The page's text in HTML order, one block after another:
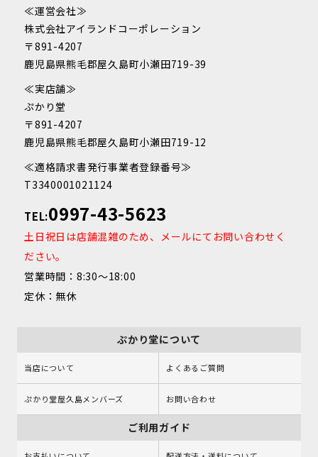
≪運営会社≫
株式会社アイランドコーポレーション
〒891-4207
鹿児島県熊毛郡屋久島町小瀬田719-39
≪実店舗≫
ぷかり堂
〒891-4207
鹿児島県熊毛郡屋久島町小瀬田719-12
≪適格請求書発行事業者登録番号≫
T3340001021124
TEL:0997-43-5623
土日祝日は店舗混雑のため、メールにてお問い合わせく
ださい。
営業時間：8:30～18:00
定休：無休
ぷかり堂について
当店について よくあるご質問
ぷかり堂屋久島メンバーズ お問い合わせ
ご利用ガイド